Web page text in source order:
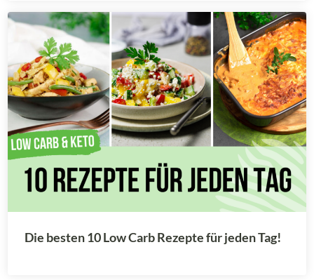
Die besten 10 Low Carb Rezepte für jeden Tag!